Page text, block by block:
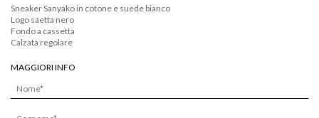
Sneaker Sanyako in cotone e suede bianco
Logo saetta nero
Fondo a cassetta
Calzata regolare
MAGGIORI INFO